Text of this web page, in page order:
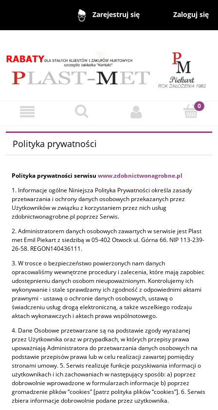
Zarejestruj się Zaloguj się
Polityka prywatności
Polityka prywatności serwisu www.zdobnictwonagrobne.pl
1. Informacje ogólne Niniejsza Polityka Prywatności określa zasady
przetwarzania i ochrony danych osobowych przekazanych przez
Użytkowników w związku z korzystaniem przez nich usług
zdobnictwonagrobne.pl poprzez Serwis.
2. Administratorem danych osobowych zawartych w serwisie jest Plast
met Emil Piekart z siedzibą w 05-402 Otwock ul. Górna 66. NIP 113-239-
26-58. REGON140436111.
3. W trosce o bezpieczeństwo powierzonych nam danych
opracowaliśmy wewnętrzne procedury i zalecenia, które mają zapobiec
udostępnieniu danych osobom nieupoważnionym. Kontrolujemy ich
wykonywanie i stale sprawdzamy ich zgodność z odpowiednimi aktami
prawnymi - ustawą o ochronie danych osobowych, ustawą o
świadczeniu usług drogą elektroniczną, a także wszelkiego rodzaju
aktach wykonawczych i aktach prawa wspólnotowego.
4. Dane Osobowe przetwarzane są na podstawie zgody wyrażanej
przez Użytkownika oraz w przypadkach, w których przepisy prawa
upoważniają Administratora do przetwarzania danych osobowych na
podstawie przepisów prawa lub w celu realizacji zawartej pomiędzy
stronami umowy. 5. Serwis realizuje funkcje pozyskiwania informacji o
użytkownikach i ich zachowaniach w następujący sposób: a) poprzez
dobrowolnie wprowadzone w formularzach informacje b) poprzez
gromadzenie plików “cookies” [patrz polityka plików “cookies”]. 6. Serwis
zbiera informacje dobrowolnie podane przez użytkownika.